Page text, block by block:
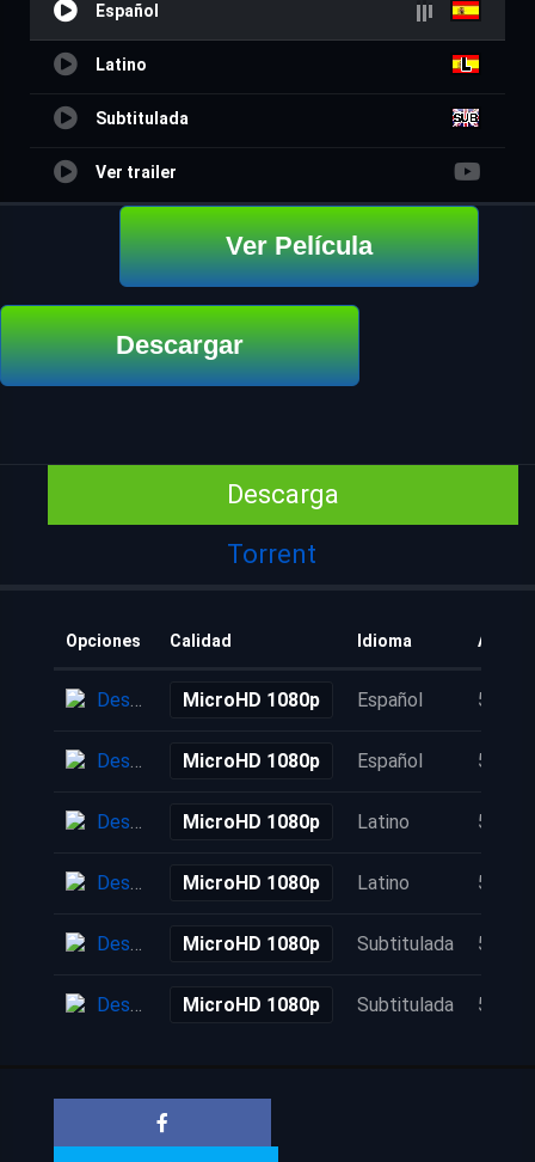
Español
Latino
Subtitulada
Ver trailer
Ver Película
Descargar
Descarga
Torrent
Opciones Calidad Idioma
Descarga MicroHD 1080p Español 5 años
Descarga MicroHD 1080p Español 5 años
Descarga MicroHD 1080p Latino 5 años
Descarga MicroHD 1080p Latino 5 años
Descarga MicroHD 1080p Subtitulada 5 años
Descarga MicroHD 1080p Subtitulada 5 años